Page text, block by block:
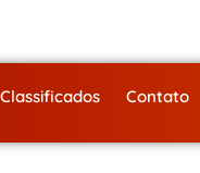
Classificados Contato